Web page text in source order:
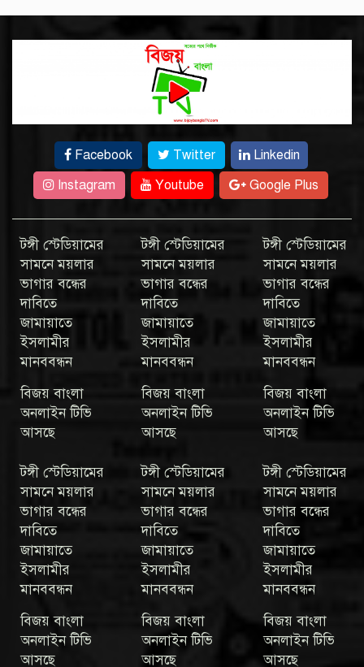
Facebook Twitter
Linkedin
Instagram
Youtube Google Plus
টঙ্গী স্টেডিয়ামের
সামনে ময়লার
ভাগার বন্ধের
দাবিতে
জামায়াতে
ইসলামীর
মানববন্ধন
বিজয় বাংলা
অনলাইন টিভি
আসছে
টঙ্গী স্টেডিয়ামের
সামনে ময়লার
ভাগার বন্ধের
দাবিতে
জামায়াতে
ইসলামীর
মানববন্ধন
বিজয় বাংলা
অনলাইন টিভি
আসছে
টঙ্গী স্টেডিয়ামের
সামনে ময়লার
ভাগার বন্ধের
দাবিতে
জামায়াতে
ইসলামীর
মানববন্ধন
বিজয় বাংলা
অনলাইন টিভি
আসছে
টঙ্গী স্টেডিয়ামের
সামনে ময়লার
ভাগার বন্ধের
দাবিতে
জামায়াতে
ইসলামীর
মানববন্ধন
বিজয় বাংলা
অনলাইন টিভি
আসছে
টঙ্গী স্টেডিয়ামের
সামনে ময়লার
ভাগার বন্ধের
দাবিতে
জামায়াতে
ইসলামীর
মানববন্ধন
বিজয় বাংলা
অনলাইন টিভি
আসছে
টঙ্গী স্টেডিয়ামের
সামনে ময়লার
ভাগার বন্ধের
দাবিতে
জামায়াতে
ইসলামীর
মানববন্ধন
বিজয় বাংলা
অনলাইন টিভি
আসছে